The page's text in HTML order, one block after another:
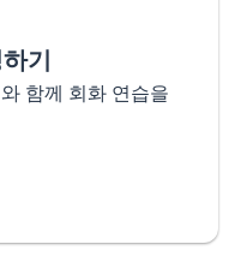
기
함께 회화 연습을